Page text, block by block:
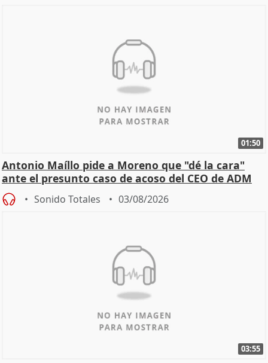
01:50
Antonio Maíllo pide a Moreno que "dé la cara"
ante el presunto caso de acoso del CEO de ADM
Sonido Totales 03/08/2026
03:55